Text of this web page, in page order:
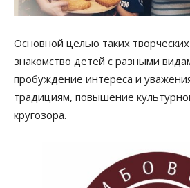
Основной целью таких творческих
знакомство детей с разными
пробуждение интереса и
традициям, повышение
кругозора.